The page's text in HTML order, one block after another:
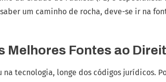
um caminho de rocha, deve-se ir na
Melhores Fontes ao
tecnologia, longe dos códigos jurídicos.